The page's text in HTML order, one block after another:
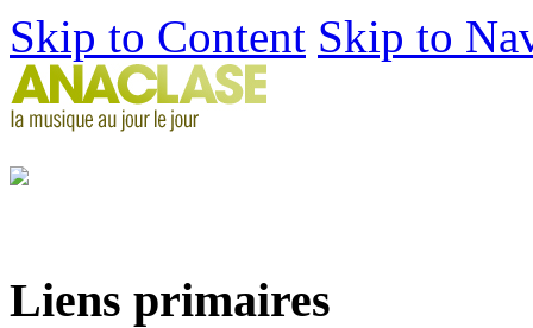
Skip to Content Skip to
Liens primaires